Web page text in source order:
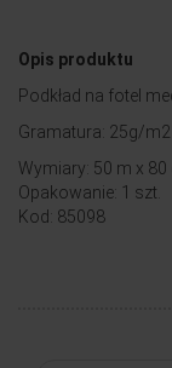
Opis produktu
Podkład na fotel
Gramatura: 25g/m2
Wymiary: 50 m x 80
Opakowanie: 1 szt.
Kod: 85098